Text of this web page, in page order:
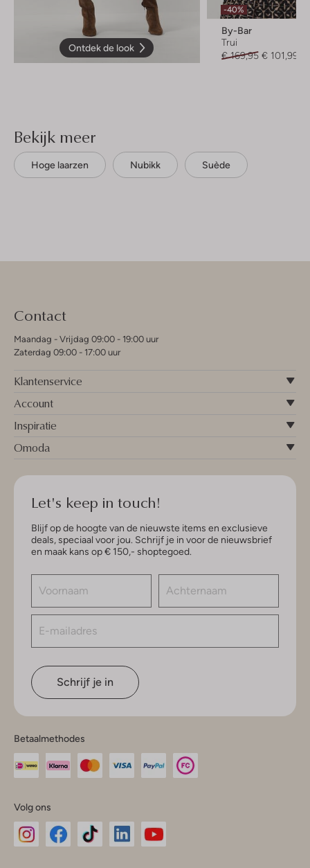
Ontdek de look
-40%
By-Bar
Trui
€ 169,95 € 101,99
Bekijk meer
Hoge laarzen Nubikk Suède
Contact
Maandag - Vrijdag 09:00 - 19:00 uur
Zaterdag 09:00 - 17:00 uur
Klantenservice
Account
Inspiratie
Omoda
Let's keep in touch!
Blijf op de hoogte van de nieuwste items en exclusieve
deals, speciaal voor jou. Schrijf je in voor de nieuwsbrief
en maak kans op € 150,- shoptegoed.
Schrijf je in
Betaalmethodes
Volg ons